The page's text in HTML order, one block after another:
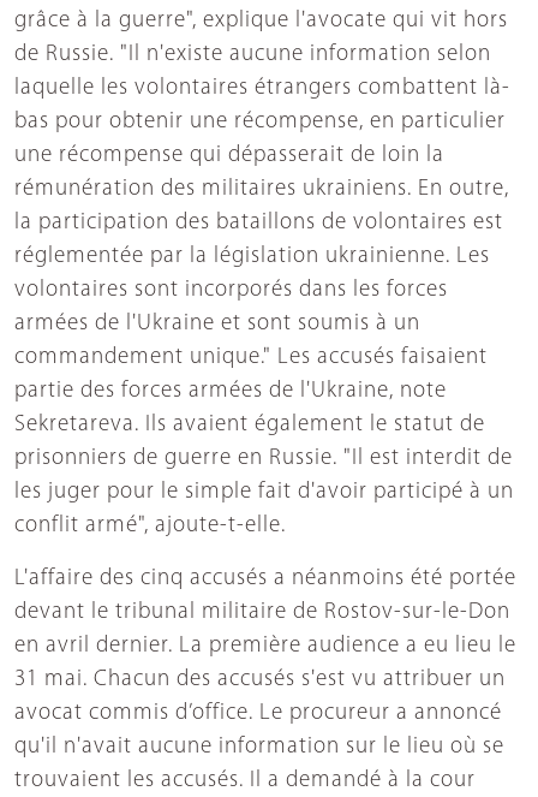
grâce à la guerre", explique l'avocate qui vit hors
de Russie. "Il n'existe aucune information selon
laquelle les volontaires étrangers combattent là-
bas pour obtenir une récompense, en particulier
une récompense qui dépasserait de loin la
rémunération des militaires ukrainiens. En outre,
la participation des bataillons de volontaires est
réglementée par la législation ukrainienne. Les
volontaires sont incorporés dans les forces
armées de l'Ukraine et sont soumis à un
commandement unique." Les accusés faisaient
partie des forces armées de l'Ukraine, note
Sekretareva. Ils avaient également le statut de
prisonniers de guerre en Russie. "Il est interdit de
les juger pour le simple fait d'avoir participé à un
conflit armé", ajoute-t-elle.
L'affaire des cinq accusés a néanmoins été portée
devant le tribunal militaire de Rostov-sur-le-Don
en avril dernier. La première audience a eu lieu le
31 mai. Chacun des accusés s'est vu attribuer un
avocat commis d’office. Le procureur a annoncé
qu'il n'avait aucune information sur le lieu où se
trouvaient les accusés. Il a demandé à la cour